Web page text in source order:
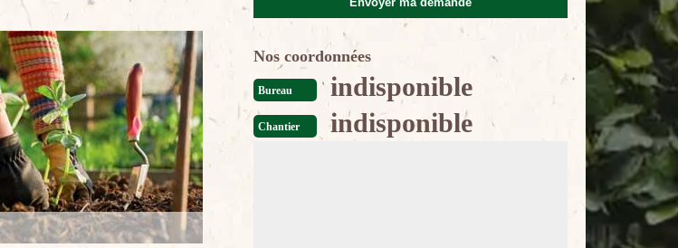
Nos coordonnées
Bureau indisponible
Chantier indisponible